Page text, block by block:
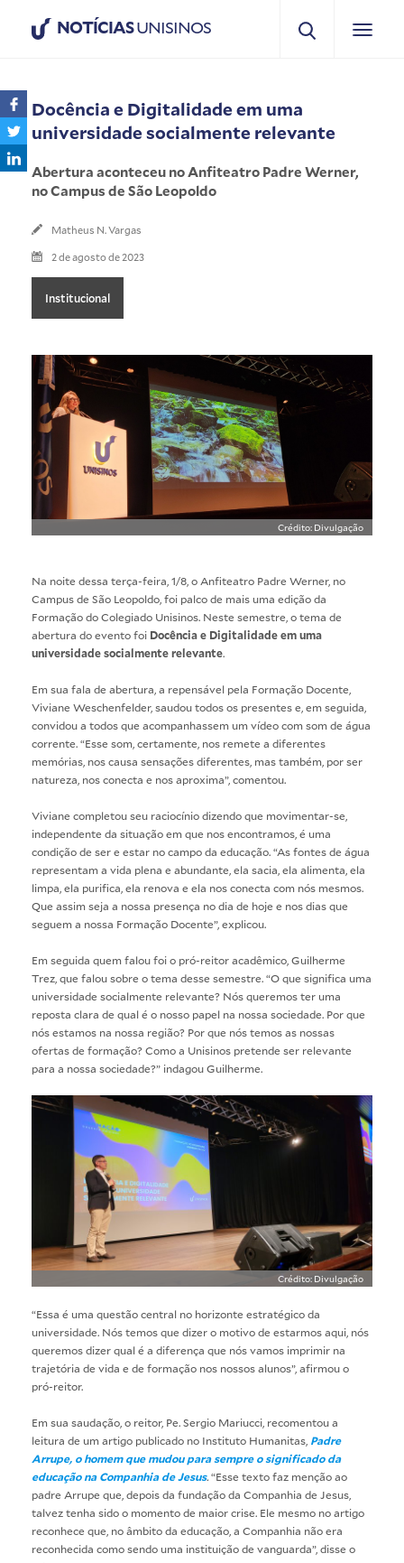
NOTÍCIASUNISINOS
Docência e Digitalidade em uma
universidade socialmente relevante
Abertura aconteceu no Anfiteatro Padre Werner,
no Campus de São Leopoldo
Matheus N. Vargas
2 de agosto de 2023
Institucional
Crédito: Divulgação
Na noite dessa terça-feira, 1/8, o Anfiteatro Padre Werner, no
Campus de São Leopoldo, foi palco de mais uma edição da
Formação do Colegiado Unisinos. Neste semestre, o tema de
abertura do evento foi Docência e Digitalidade em uma
universidade socialmente relevante.
Em sua fala de abertura, a repensável pela Formação Docente,
Viviane Weschenfelder, saudou todos os presentes e, em seguida,
convidou a todos que acompanhassem um vídeo com som de água
corrente. “Esse som, certamente, nos remete a diferentes
memórias, nos causa sensações diferentes, mas também, por ser
natureza, nos conecta e nos aproxima”, comentou.
Viviane completou seu raciocínio dizendo que movimentar-se,
independente da situação em que nos encontramos, é uma
condição de ser e estar no campo da educação. “As fontes de água
representam a vida plena e abundante, ela sacia, ela alimenta, ela
limpa, ela purifica, ela renova e ela nos conecta com nós mesmos.
Que assim seja a nossa presença no dia de hoje e nos dias que
seguem a nossa Formação Docente”, explicou.
Em seguida quem falou foi o pró-reitor acadêmico, Guilherme
Trez, que falou sobre o tema desse semestre. “O que significa uma
universidade socialmente relevante? Nós queremos ter uma
reposta clara de qual é o nosso papel na nossa sociedade. Por que
nós estamos na nossa região? Por que nós temos as nossas
ofertas de formação? Como a Unisinos pretende ser relevante
para a nossa sociedade?” indagou Guilherme.
Crédito: Divulgação
“Essa é uma questão central no horizonte estratégico da
universidade. Nós temos que dizer o motivo de estarmos aqui, nós
queremos dizer qual é a diferença que nós vamos imprimir na
trajetória de vida e de formação nos nossos alunos”, afirmou o
pró-reitor.
Em sua saudação, o reitor, Pe. Sergio Mariucci, recomentou a
leitura de um artigo publicado no Instituto Humanitas, Padre
Arrupe, o homem que mudou para sempre o significado da
educação na Companhia de Jesus.“Esse texto faz menção ao
padre Arrupe que, depois da fundação da Companhia de Jesus,
talvez tenha sido o momento de maior crise. Ele mesmo no artigo
reconhece que, no âmbito da educação, a Companhia não era
reconhecida como sendo uma instituição de vanguarda”, disse o